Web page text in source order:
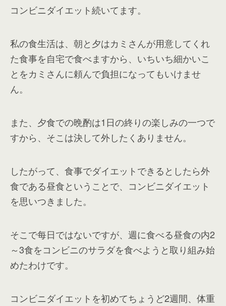
コンビニダイエット続いてます。
私の食生活は、朝と夕はカミさんが用意してくれ
た食事を自宅で食べますから、いちいち細かいこ
とをカミさんに頼んで負担になってもいけませ
ん。
また、夕食での晩酌は1日の終りの楽しみの一つで
すから、そこは決して外したくありません。
したがって、食事でダイエットできるとしたら外
食である昼食ということで、コンビニダイエット
を思いつきました。
そこで每日ではないですが、週に食べる昼食の内2
～3食をコンビニのサラダを食べようと取り組み始
めたわけです。
コンビニダイエットを初めてちょうど2週間、体重